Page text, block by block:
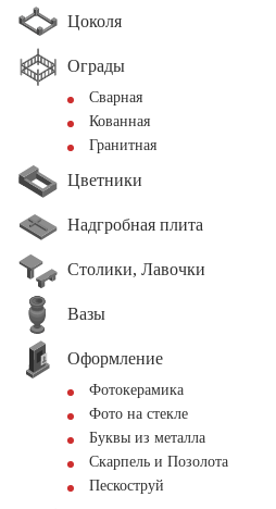
Цоколя
Ограды
Сварная
Кованная
Гранитная
Цветники
Надгробная плита
Столики, Лавочки
Вазы
Оформление
Фотокерамика
Фото на стекле
Буквы из металла
Скарпель и Позолота
Пескоструй